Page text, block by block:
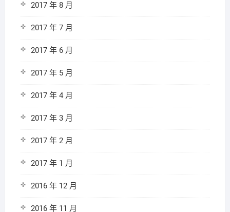
2017 年 8 月
2017 年 7 月
2017 年 6 月
2017 年 5 月
2017 年 4 月
2017 年 3 月
2017 年 2 月
2017 年 1 月
2016 年 12 月
2016 年 11 月